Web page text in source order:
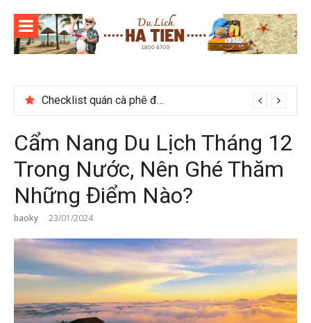
content
Thời gian tham quan Phong Nha Kẻ Bàng
Cẩm Nang Du Lịch Tháng 12
Trong Nước, Nên Ghé Thăm
Những Điểm Nào?
baoky 23/01/2024